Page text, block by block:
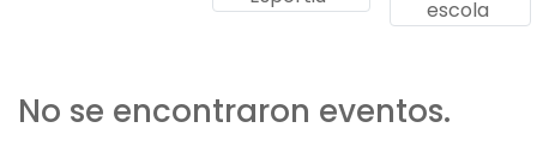
escola
No se encontraron eventos.